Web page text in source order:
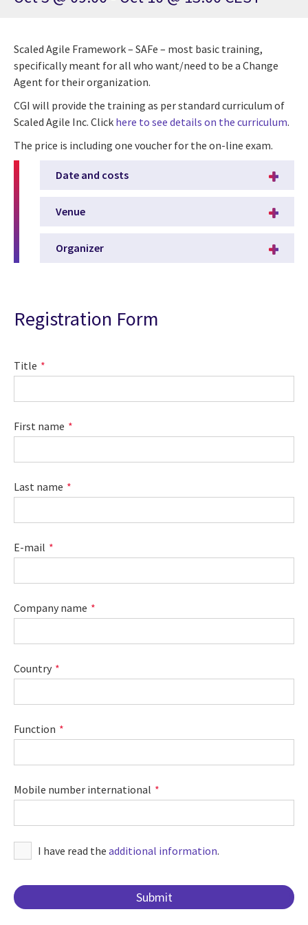
Scaled Agile Framework – SAFe – most basic training,
specifically meant for all who want/need to be a Change
Agent for their organization.
CGI will provide the training as per standard curriculum of
Scaled Agile Inc. Click here to see details on the curriculum.
The price is including one voucher for the on-line exam.
Date and costs
Venue
Organizer
Registration Form
Title
First name
Last name
E-mail
Company name
Country
Function
Mobile number international
I have read the additional information.